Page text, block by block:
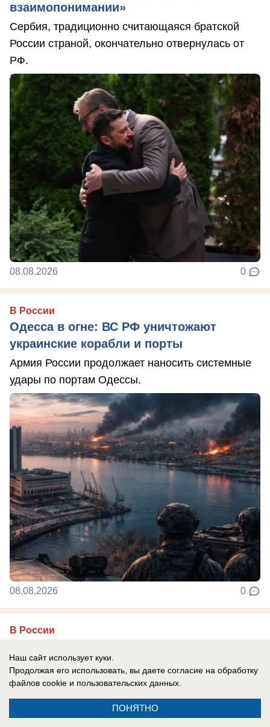
взаимопонимании»
Сербия, традиционно считающаяся братской
России страной, окончательно отвернулась от
РФ.
08.08.2026 0
В России
Одесса в огне: ВС РФ уничтожают
украинские корабли и порты
Армия России продолжает наносить системные
удары по портам Одессы.
08.08.2026 0
В России
физкультурника предложили
официально узаконить
День физкультурника, который уже
десятилетиями отмечают по всей России,
Наш сайт использует куки.
Продолжая его использовать, вы даете согласие на обработку
файлов cookie и пользовательских данных.
ПОНЯТНО